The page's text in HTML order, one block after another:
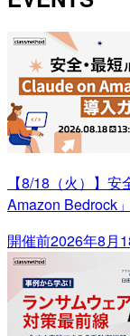
【8/18（火）】
Amazon Bedrock
開催前2026年8月